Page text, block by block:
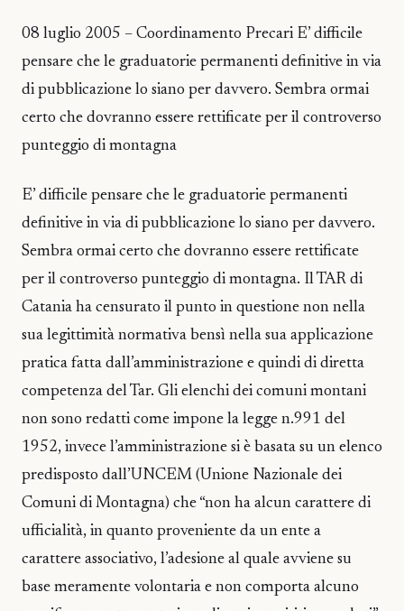
08 luglio 2005 – Coordinamento Precari E’ difficile
pensare che le graduatorie permanenti definitive in via
di pubblicazione lo siano per davvero. Sembra ormai
certo che dovranno essere rettificate per il controverso
punteggio di montagna
E’ difficile pensare che le graduatorie permanenti
definitive in via di pubblicazione lo siano per davvero.
Sembra ormai certo che dovranno essere rettificate
per il controverso punteggio di montagna. Il TAR di
Catania ha censurato il punto in questione non nella
sua legittimità normativa bensì nella sua applicazione
pratica fatta dall’amministrazione e quindi di diretta
competenza del Tar. Gli elenchi dei comuni montani
non sono redatti come impone la legge n.991 del
1952, invece l’amministrazione si è basata su un elenco
predisposto dall’UNCEM (Unione Nazionale dei
Comuni di Montagna) che “non ha alcun carattere di
ufficialità, in quanto proveniente da un ente a
carattere associativo, l’adesione al quale avviene su
base meramente volontaria e non comporta alcuno